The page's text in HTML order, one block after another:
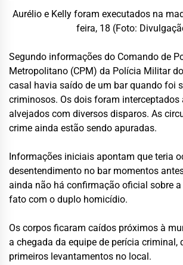
Aurélio e Kelly foram executados na
feira, 18 (Foto:
Segundo informações do Comando de
Metropolitano (CPM) da Polícia Militar
casal havia saído de um bar quando foi
criminosos. Os dois foram interceptados
alvejados com diversos disparos. As
crime ainda estão sendo apuradas.
Informações iniciais apontam que teria
desentendimento no bar momentos
ainda não há confirmação oficial sobre a
fato com o duplo homicídio.
Os corpos ficaram caídos próximos à
a chegada da equipe de perícia criminal,
primeiros levantamentos no local.